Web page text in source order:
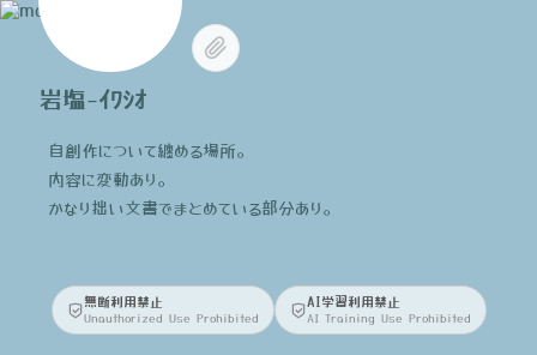
岩塩-ｲﾜｼｵ
自創作について纏める場所。
内容に変動あり。
かなり拙い文書でまとめている部分あり。
無断利用禁止
Unauthorized Use Prohibited
AI学習利用禁止
AI Training Use Prohibited